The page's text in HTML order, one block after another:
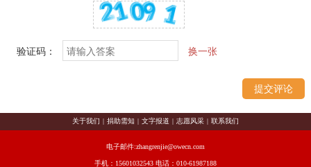
验证码： 换一张
关于我们 | 捐助需知 | 文字报道 | 志愿风采 | 联系我们
电子邮件:zhangrenjie@owecn.com
手机：15601032543 电话：010-61987188